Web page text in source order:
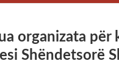
organizata për
Shëndetsorë